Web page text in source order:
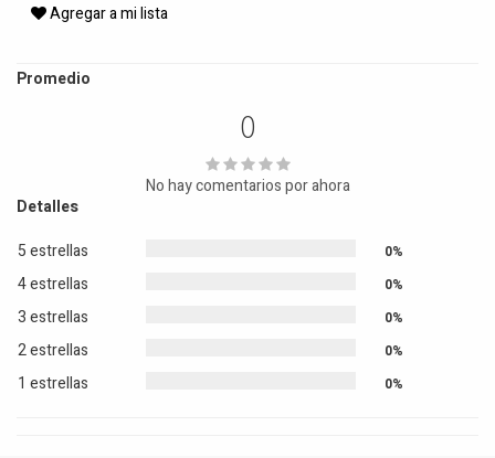
Agregar a mi lista
Promedio
0
No hay comentarios por ahora
Detalles
5 estrellas
0%
4 estrellas 0%
3 estrellas 0%
2 estrellas 0%
1 estrellas 0%